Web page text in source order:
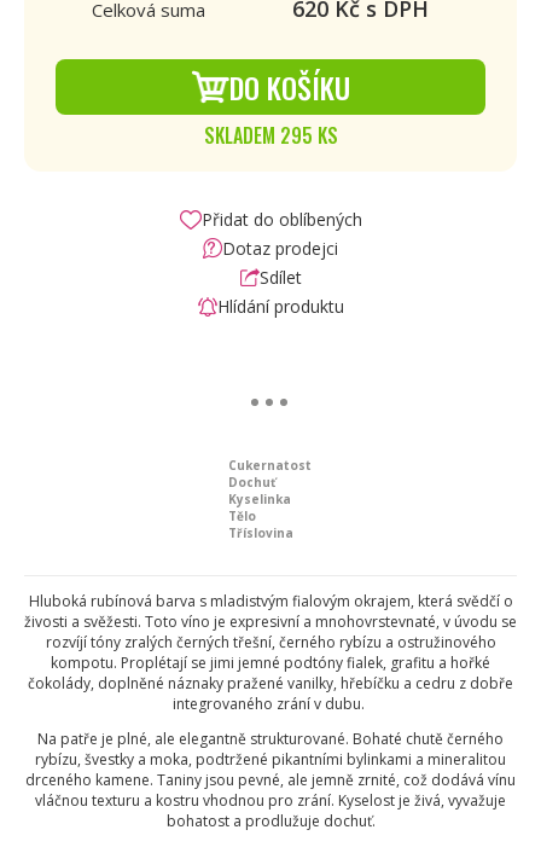
Celková suma 620 Kč s DPH
DO KOŠÍKU
SKLADEM 295 KS
Přidat do oblíbených
Dotaz prodejci
Sdílet
Hlídání produktu
Cukernatost
Dochuť
Kyselinka
Tělo
Tříslovina
Hluboká rubínová barva s mladistvým fialovým okrajem, která svědčí o
živosti a svěžesti. Toto víno je expresivní a mnohovrstevnaté, v úvodu se
rozvíjí tóny zralých černých třešní, černého rybízu a ostružinového
kompotu. Proplétají se jimi jemné podtóny fialek, grafitu a hořké
čokolády, doplněné náznaky pražené vanilky, hřebíčku a cedru z dobře
integrovaného zrání v dubu.
Na patře je plné, ale elegantně strukturované. Bohaté chutě černého
rybízu, švestky a moka, podtržené pikantními bylinkami a mineralitou
drceného kamene. Taniny jsou pevné, ale jemně zrnité, což dodává vínu
vláčnou texturu a kostru vhodnou pro zrání. Kyselost je živá, vyvažuje
bohatost a prodlužuje dochuť.